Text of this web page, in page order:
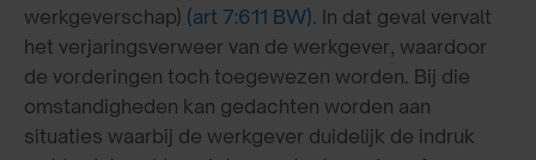
werkgeverschap) (art 7:611 BW). In dat geval vervalt
het verjaringsverweer van de werkgever, waardoor
de vorderingen toch toegewezen worden. Bij die
omstandigheden kan gedachten worden aan
situaties waarbij de werkgever duidelijk de indruk